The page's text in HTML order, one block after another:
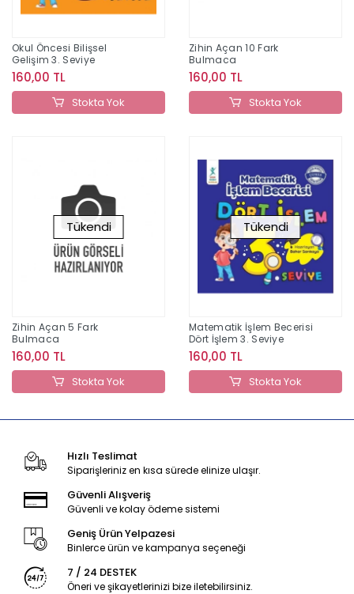
Okul Öncesi Bilişsel
Gelişim 3. Seviye
160,00 TL
Stokta Yok
Zihin Açan 10 Fark
Bulmaca
160,00 TL
Stokta Yok
Tükendi
Zihin Açan 5 Fark
Bulmaca
160,00 TL
Stokta Yok
Tükendi
Matematik İşlem Becerisi
Dört İşlem 3. Seviye
160,00 TL
Stokta Yok
Hızlı Teslimat
Siparişleriniz en kısa sürede elinize ulaşır.
Güvenli Alışveriş
Güvenli ve kolay ödeme sistemi
Geniş Ürün Yelpazesi
Binlerce ürün ve kampanya seçeneği
7 / 24 DESTEK
Öneri ve şikayetlerinizi bize iletebilirsiniz.